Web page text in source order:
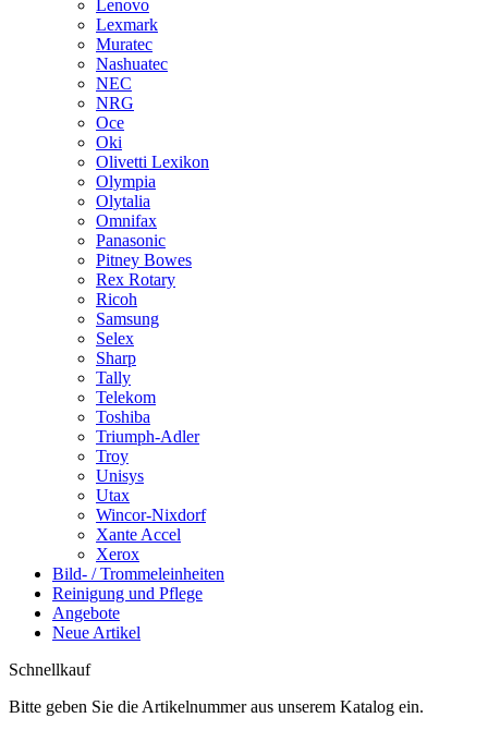
Lenovo
Lexmark
Muratec
Nashuatec
NEC
NRG
Oce
Oki
Olivetti Lexikon
Olympia
Olytalia
Omnifax
Panasonic
Pitney Bowes
Rex Rotary
Ricoh
Samsung
Selex
Sharp
Tally
Telekom
Toshiba
Triumph-Adler
Troy
Unisys
Utax
Wincor-Nixdorf
Xante Accel
Xerox
Bild- / Trommeleinheiten
Reinigung und Pflege
Angebote
Neue Artikel
Schnellkauf
Bitte geben Sie die Artikelnummer aus unserem Katalog ein.